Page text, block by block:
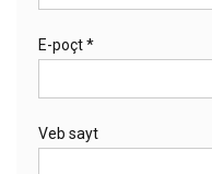
E-poçt*
Veb sayt